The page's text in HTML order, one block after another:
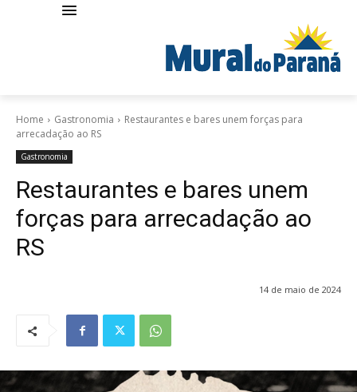
Home Gastronomia
Restaurantes e bares unem forças para
arrecadação ao RS
Gastronomia
Restaurantes e bares unem
forças para arrecadação ao
RS
14 de maio de 2024